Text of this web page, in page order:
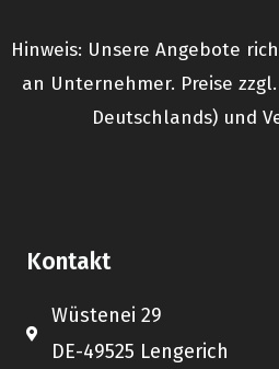
Hinweis: Unsere Angebote
an Unternehmer. Preise
Deutschlands) und
Kontakt
Wüstenei 29
DE-49525 Lengerich